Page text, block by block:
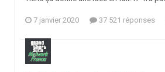
7 janvier 2020 37 521 réponses